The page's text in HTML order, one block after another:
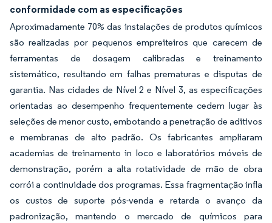
conformidade com as especificações
Aproximadamente 70% das instalações de produtos químicos
são realizadas por pequenos empreiteiros que carecem de
ferramentas de dosagem calibradas e treinamento
sistemático, resultando em falhas prematuras e disputas de
garantia. Nas cidades de Nível 2 e Nível 3, as especificações
orientadas ao desempenho frequentemente cedem lugar às
seleções de menor custo, embotando a penetração de aditivos
e membranas de alto padrão. Os fabricantes ampliaram
academias de treinamento in loco e laboratórios móveis de
demonstração, porém a alta rotatividade de mão de obra
corrói a continuidade dos programas. Essa fragmentação infla
os custos de suporte pós-venda e retarda o avanço da
padronização, mantendo o mercado de químicos para